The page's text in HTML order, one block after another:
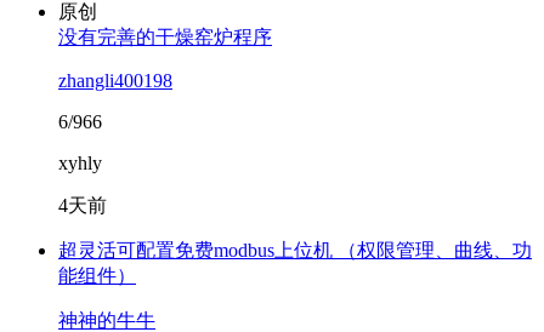
原创
没有完善的干燥窑炉程序
zhangli400198
6/966
xyhly
4天前
超灵活可配置免费modbus上位机 （权限管理、曲线、功
能组件）
神神的牛牛